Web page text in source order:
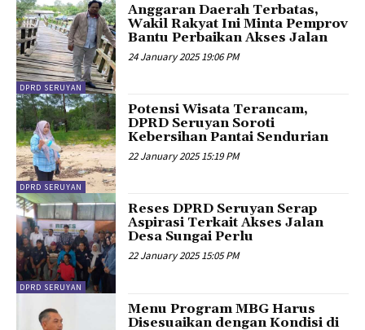
DPRD SERUYAN
Anggaran Daerah Terbatas,
Wakil Rakyat Ini Minta Pemprov
Bantu Perbaikan Akses Jalan
24 January 2025 19:06 PM
DPRD SERUYAN
Potensi Wisata Terancam,
DPRD Seruyan Soroti
Kebersihan Pantai Sendurian
22 January 2025 15:19 PM
DPRD SERUYAN
Reses DPRD Seruyan Serap
Aspirasi Terkait Akses Jalan
Desa Sungai Perlu
22 January 2025 15:05 PM
Menu Program MBG Harus
Disesuaikan dengan Kondisi di